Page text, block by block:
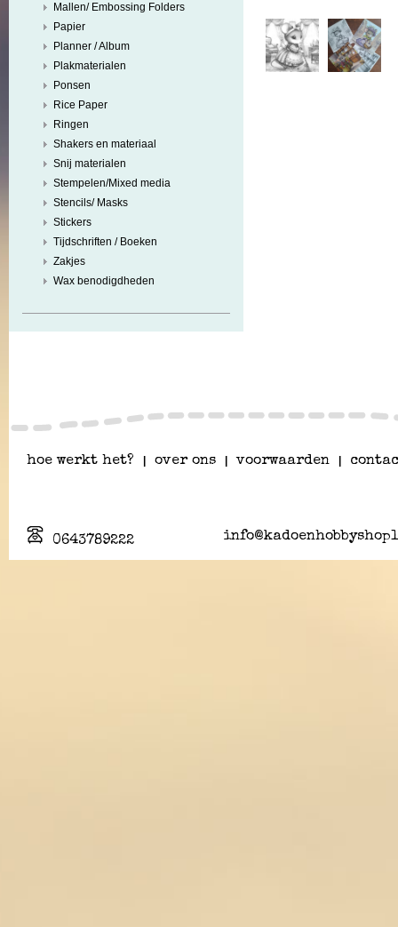
Mallen/ Embossing Folders
Papier
Planner / Album
Plakmaterialen
Ponsen
Rice Paper
Ringen
Shakers en materiaal
Snij materialen
Stempelen/Mixed media
Stencils/ Masks
Stickers
Tijdschriften / Boeken
Zakjes
Wax benodigdheden
hoe werkt het? over ons voorwaarden
0643789222